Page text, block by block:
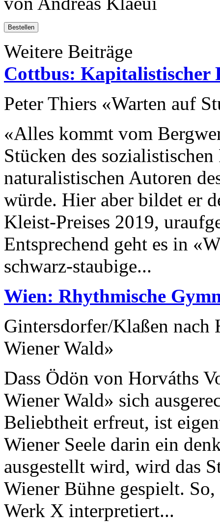
Bestellen
Weitere Beiträge
Cottbus: Kapitalistischer
Peter Thiers «Warten auf
«Alles kommt vom
Stücken des
naturalistischen Autoren
würde. Hier aber bildet er
Kleist-Preises 2019,
Entsprechend geht es in
schwarz-staubige...
Wien: Rhythmische
Gintersdorfer/Klaßen nach
Wiener Wald»
Dass Ödön von Horváths
Wiener Wald» sich
Beliebtheit erfreut, ist
Wiener Seele darin ein
ausgestellt wird, wird das
Wiener Bühne gespielt.
Werk X interpretiert...